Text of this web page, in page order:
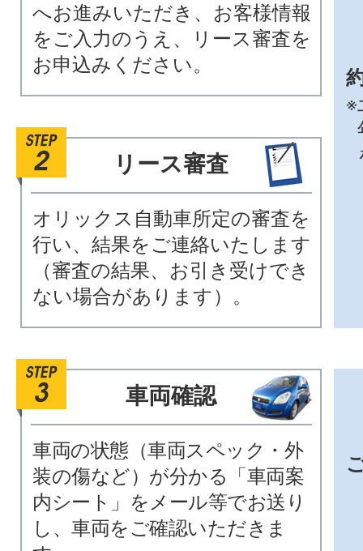
へお進みいただき、お客様情報
をご入力のうえ、リース審査を
お申込みください。
リース審査
オリックス自動車所定の審査を
行い、結果をご連絡いたします
（審査の結果、お引き受けでき
ない場合があります）。
車両確認
車両の状態（車両スペック・外
装の傷など）が分かる「車両案
内シート」をメール等でお送り
し、車両をご確認いただきま
※